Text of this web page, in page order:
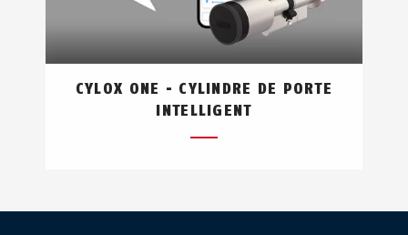
CYLOX ONE - CYLINDRE DE PORTE
INTELLIGENT